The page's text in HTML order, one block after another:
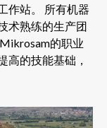
作站。 所有机器
术熟练的生产团
的职业
高的技能基础，